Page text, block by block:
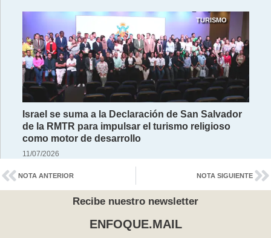
TURISMO
Israel se suma a la Declaración de San Salvador
de la RMTR para impulsar el turismo religioso
como motor de desarrollo
11/07/2026
NOTA ANTERIOR NOTA SIGUIENTE
Recibe nuestro newsletter
ENFOQUE.MAIL